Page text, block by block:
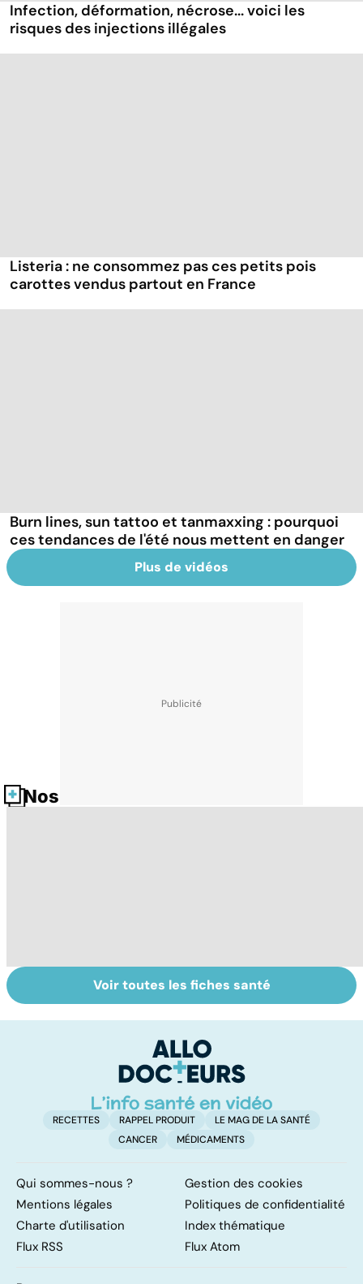
Infection, déformation, nécrose... voici les
risques des injections illégales
Listeria : ne consommez pas ces petits pois
carottes vendus partout en France
Burn lines, sun tattoo et tanmaxxing : pourquoi
ces tendances de l'été nous mettent en danger
Plus de vidéos
Nos fiches santé
Tout savoir sur
les infections
Inflammation des
amygdales : que
d'angine ?
Voir toutes les fiches santé
RECETTES RAPPEL PRODUIT
LE MAG DE LA SANTÉ
CANCER
MÉDICAMENTS
Qui sommes-nous ?
Gestion des cookies
Mentions légales
Politiques de confidentialité
Charte d'utilisation
Index thématique
Flux RSS
Flux Atom